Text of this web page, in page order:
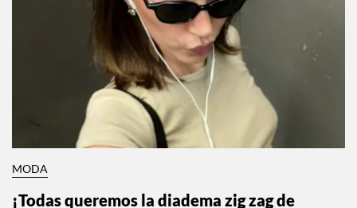
MODA
¡Todas queremos la diadema zig zag de